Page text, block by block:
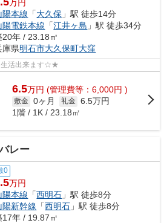
万円
陽本線 「大久保 」駅 徒歩14分
陽電鉄本線 「江井ヶ島 」駅 徒歩34分
20年 / 23.18㎡
庫県明石市大久保町大窪
活出来ます☆★
6.5万円 (管理費等：6,000円 )
敷金 0ヶ月 礼金 6.5万円
1階 / 1K / 23.18㎡
レー
0
万円
陽本線 「西明石 」駅 徒歩8分
陽新幹線 「西明石 」駅 徒歩8分
17年 / 19.87㎡